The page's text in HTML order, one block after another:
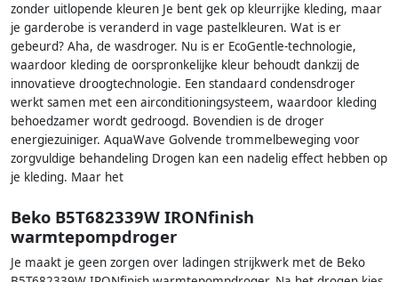
zonder uitlopende kleuren Je bent gek op kleurrijke kleding, maar
je garderobe is veranderd in vage pastelkleuren. Wat is er
gebeurd? Aha, de wasdroger. Nu is er EcoGentle-technologie,
waardoor kleding de oorspronkelijke kleur behoudt dankzij de
innovatieve droogtechnologie. Een standaard condensdroger
werkt samen met een airconditioningsysteem, waardoor kleding
behoedzamer wordt gedroogd. Bovendien is de droger
energiezuiniger. AquaWave Golvende trommelbeweging voor
zorgvuldige behandeling Drogen kan een nadelig effect hebben op
je kleding. Maar het
Beko B5T682339W IRONfinish
warmtepompdroger
Je maakt je geen zorgen over ladingen strijkwerk met de Beko